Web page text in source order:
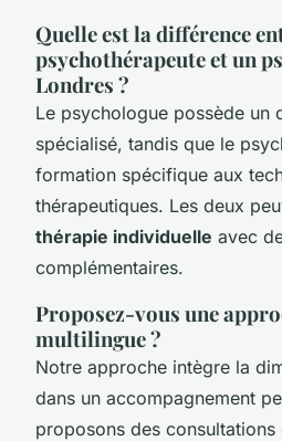
Quelle est la différence
psychothérapeute et un
Londres ?
Le psychologue possède un
spécialisé, tandis que le
formation spécifique aux
thérapeutiques. Les deux
thérapie individuelle avec
complémentaires.
Proposez-vous une
multilingue ?
Notre approche intègre la
dans un accompagnement
proposons des